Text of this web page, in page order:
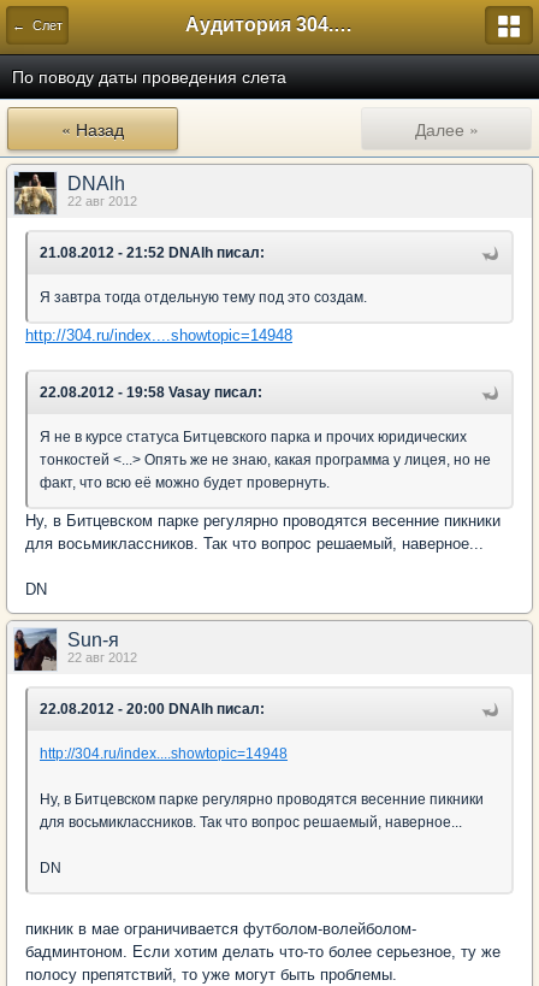
← Слет Аудитория 304. История России
По поводу даты проведения слета
« Назад Далее »
DNAlh
22 авг 2012
21.08.2012 - 21:52 DNAlh писал:
Я завтра тогда отдельную тему под это создам.
http://304.ru/index....showtopic=14948
22.08.2012 - 19:58 Vasay писал:
Я не в курсе статуса Битцевского парка и прочих юридических
тонкостей <...> Опять же не знаю, какая программа у лицея, но не
факт, что всю её можно будет провернуть.
Ну, в Битцевском парке регулярно проводятся весенние пикники
для восьмиклассников. Так что вопрос решаемый, наверное...
DN
Sun-я
22 авг 2012
22.08.2012 - 20:00 DNAlh писал:
http://304.ru/index....showtopic=14948
Ну, в Битцевском парке регулярно проводятся весенние пикники
для восьмиклассников. Так что вопрос решаемый, наверное...
DN
пикник в мае ограничивается футболом-волейболом-
бадминтоном. Если хотим делать что-то более серьезное, ту же
полосу препятствий, то уже могут быть проблемы.